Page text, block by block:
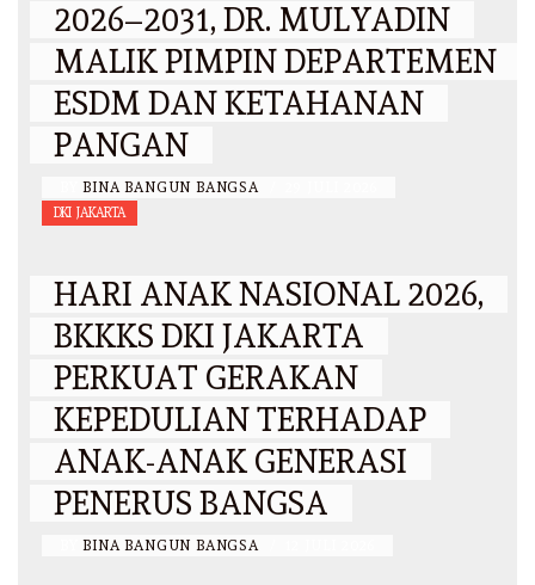
2026–2031, DR. MULYADIN
MALIK PIMPIN DEPARTEMEN
ESDM DAN KETAHANAN
PANGAN
BINA BANGUN BANGSA
DKI JAKARTA
HARI ANAK NASIONAL 2026,
BKKKS DKI JAKARTA
PERKUAT GERAKAN
KEPEDULIAN TERHADAP
ANAK-ANAK GENERASI
PENERUS BANGSA
BINA BANGUN BANGSA